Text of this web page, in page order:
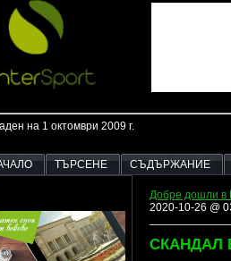
на 1 октомври 2009 г.
ТЪРСЕНЕ СЪДЪРЖАНИЕ
Добре дошли в
2020-10-26 @
СКАНДАЛ